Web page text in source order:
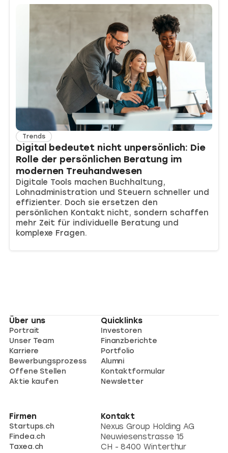
Trends
Digital bedeutet nicht unpersönlich: Die
Rolle der persönlichen Beratung im
modernen Treuhandwesen
Digitale Tools machen Buchhaltung,
Lohnadministration und Steuern schneller und
effizienter. Doch sie ersetzen den
persönlichen Kontakt nicht, sondern schaffen
mehr Zeit für individuelle Beratung und
komplexe Fragen.
Über uns
Portrait
Unser Team
Karriere
Bewerbungsprozess
Offene Stellen
Aktie kaufen
Quicklinks
Investoren
Finanzberichte
Portfolio
Alumni
Kontaktformular
Newsletter
Firmen
Startups.ch
Findea.ch
Taxea.ch
Kontakt
Nexus Group Holding AG
Neuwiesenstrasse 15
CH - 8400 Winterthur